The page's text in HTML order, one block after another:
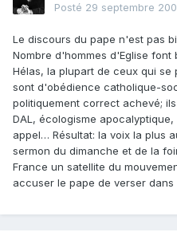
Posté 29 septembre
Le discours du pape n'est pas
Nombre d'hommes d'Eglise
Hélas, la plupart de ceux qui se
sont d'obédience catholique-
politiquement correct achevé;
DAL, écologisme
appel… Résultat: la voix la plus
sermon du dimanche et de la
France un satellite du
accuser le pape de verser dans